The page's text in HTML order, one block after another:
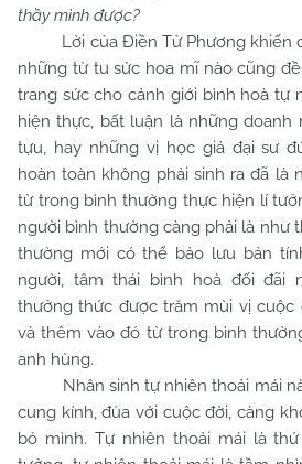
thầy mình được?
Lời của Điền Tử Phương khiến
những từ tu sức hoa mĩ nào cũng
trang sức cho cảnh giới bình hoà tự
hiện thực, bất luận là những doanh
tựu, hay những vị học giả đại sư
hoàn toàn không phải sinh ra đã là
từ trong bình thường thực hiện lí
người bình thường càng phải là như
thường mới có thể bảo lưu bản
người, tâm thái bình hoà đối đãi
thưởng thức được trăm mùi vị cuộc
và thêm vào đó từ trong bình
anh hùng.
Nhân sinh tự nhiên thoải mái
cung kính, đùa với cuộc đời, càng
bỏ mình. Tự nhiên thoải mái là